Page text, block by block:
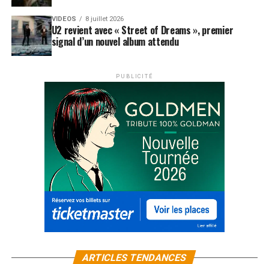
VIDEOS 8 juillet 2026
U2 revient avec « Street of Dreams », premier
signal d’un nouvel album attendu
PUBLICITÉ
ARTICLES TENDANCES